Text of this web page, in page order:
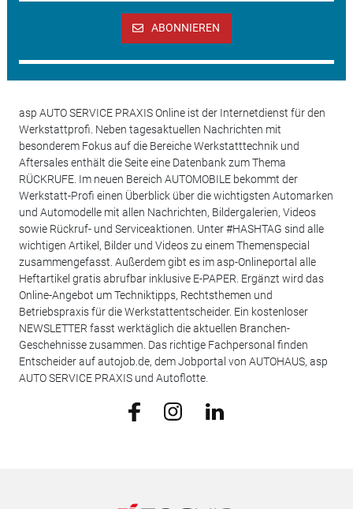
ABONNIEREN
asp AUTO SERVICE PRAXIS Online ist der Internetdienst für den
Werkstattprofi. Neben tagesaktuellen Nachrichten mit
besonderem Fokus auf die Bereiche Werkstatttechnik und
Aftersales enthält die Seite eine Datenbank zum Thema
RÜCKRUFE. Im neuen Bereich AUTOMOBILE bekommt der
Werkstatt-Profi einen Überblick über die wichtigsten Automarken
und Automodelle mit allen Nachrichten, Bildergalerien, Videos
sowie Rückruf- und Serviceaktionen. Unter #HASHTAG sind alle
wichtigen Artikel, Bilder und Videos zu einem Themenspecial
zusammengefasst. Außerdem gibt es im asp-Onlineportal alle
Heftartikel gratis abrufbar inklusive E-PAPER. Ergänzt wird das
Online-Angebot um Techniktipps, Rechtsthemen und
Betriebspraxis für die Werkstattentscheider. Ein kostenloser
NEWSLETTER fasst werktäglich die aktuellen Branchen-
Geschehnisse zusammen. Das richtige Fachpersonal finden
Entscheider auf autojob.de, dem Jobportal von AUTOHAUS, asp
AUTO SERVICE PRAXIS und Autoflotte.